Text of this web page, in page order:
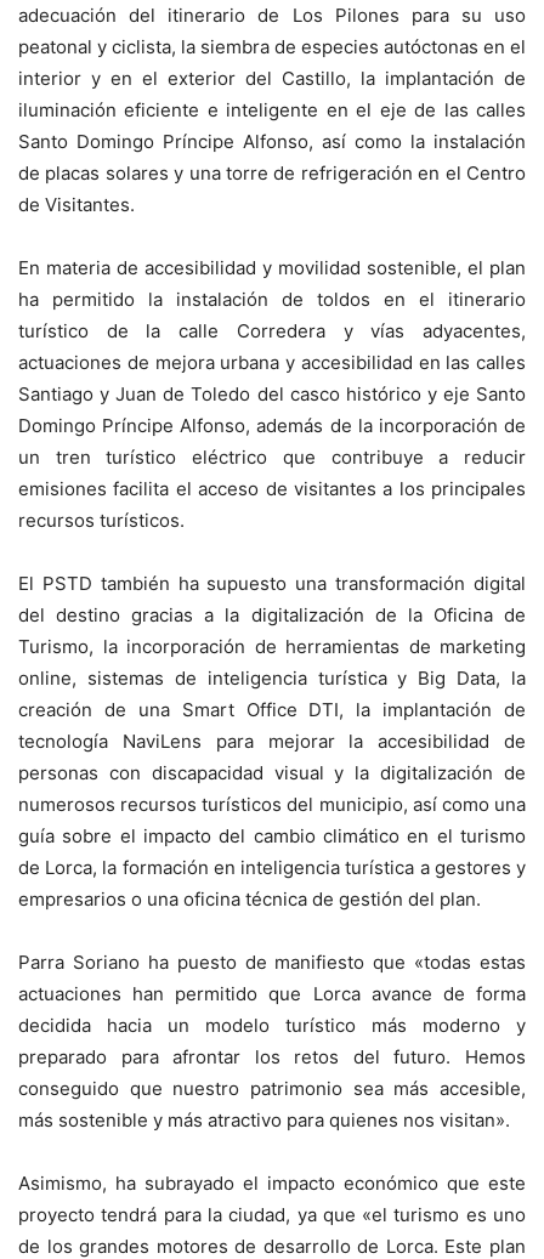
adecuación del itinerario de Los Pilones para su uso
peatonal y ciclista, la siembra de especies autóctonas en el
interior y en el exterior del Castillo, la implantación de
iluminación eficiente e inteligente en el eje de las calles
Santo Domingo Príncipe Alfonso, así como la instalación
de placas solares y una torre de refrigeración en el Centro
de Visitantes.
En materia de accesibilidad y movilidad sostenible, el plan
ha permitido la instalación de toldos en el itinerario
turístico de la calle Corredera y vías adyacentes,
actuaciones de mejora urbana y accesibilidad en las calles
Santiago y Juan de Toledo del casco histórico y eje Santo
Domingo Príncipe Alfonso, además de la incorporación de
un tren turístico eléctrico que contribuye a reducir
emisiones facilita el acceso de visitantes a los principales
recursos turísticos.
El PSTD también ha supuesto una transformación digital
del destino gracias a la digitalización de la Oficina de
Turismo, la incorporación de herramientas de marketing
online, sistemas de inteligencia turística y Big Data, la
creación de una Smart Office DTI, la implantación de
tecnología NaviLens para mejorar la accesibilidad de
personas con discapacidad visual y la digitalización de
numerosos recursos turísticos del municipio, así como una
guía sobre el impacto del cambio climático en el turismo
de Lorca, la formación en inteligencia turística a gestores y
empresarios o una oficina técnica de gestión del plan.
Parra Soriano ha puesto de manifiesto que «todas estas
actuaciones han permitido que Lorca avance de forma
decidida hacia un modelo turístico más moderno y
preparado para afrontar los retos del futuro. Hemos
conseguido que nuestro patrimonio sea más accesible,
más sostenible y más atractivo para quienes nos visitan».
Asimismo, ha subrayado el impacto económico que este
proyecto tendrá para la ciudad, ya que «el turismo es uno
de los grandes motores de desarrollo de Lorca. Este plan